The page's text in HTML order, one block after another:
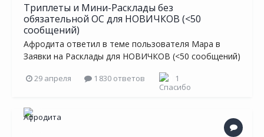
Триплеты и Мини-Расклады без
обязательной ОС для НОВИЧКОВ (<50
сообщений)
Афродита ответил в теме пользователя Мара в
Заявки на Расклады для НОВИЧКОВ (<50 сообщений)
29 апреля 1 830 ответов 1